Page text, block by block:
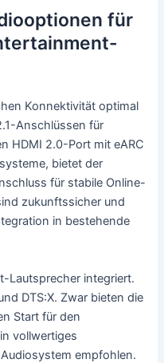
für
Konnektivität optimal
Anschlüssen für
HDMI 2.0-Port mit eARC
bietet der
für stabile Online-
zukunftssicher und
in bestehende
Lautsprecher integriert.
DTS:X. Zwar bieten die
Start für den
vollwertiges
empfohlen.